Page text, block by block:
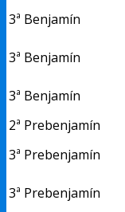
3ª Benjamín
3ª Benjamín
3ª Benjamín
2ª Prebenjamín
3ª Prebenjamín
3ª Prebenjamín